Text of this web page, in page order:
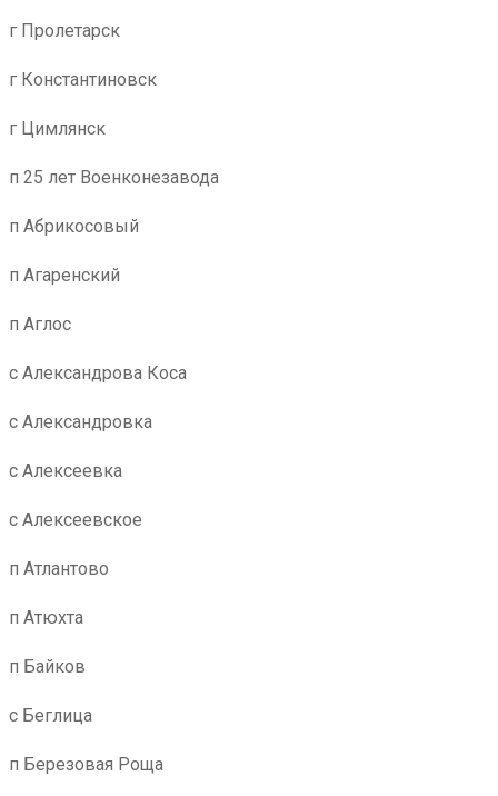
г Пролетарск
г Константиновск
г Цимлянск
п 25 лет Военконезавода
п Абрикосовый
п Агаренский
п Аглос
с Александрова Коса
с Александровка
с Алексеевка
с Алексеевское
п Атлантово
п Атюхта
п Байков
с Беглица
п Березовая Роща